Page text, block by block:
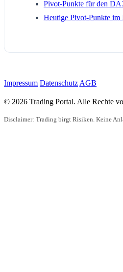
Pivot-Punkte für den
Heutige Pivot-Punkte
Impressum Datenschutz AGB
© 2026 Trading Portal. Alle Rechte
Disclaimer: Trading birgt Risiken. Keine